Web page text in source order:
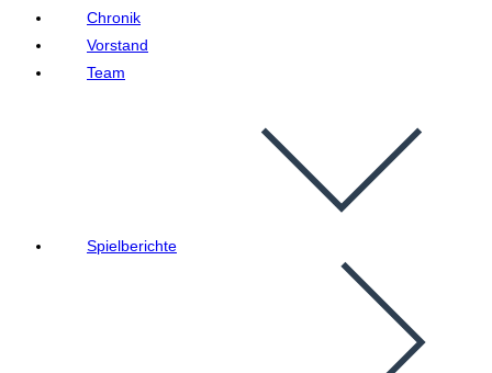
Chronik
Vorstand
Team
Spielberichte